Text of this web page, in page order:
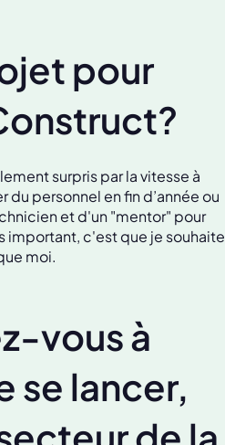
pour
surpris par la vitesse à
personnel en fin d’année ou
et d'un "mentor" pour
important, c'est que je souhaite
moi.
vous à
se lancer,